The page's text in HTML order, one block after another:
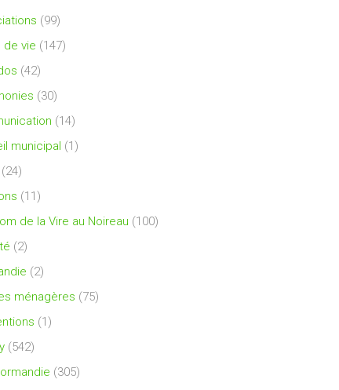
(99)
de vie (147)
(42)
(30)
(14)
municipal (1)
(24)
(11)
de la Vire au Noireau (100)
(2)
(2)
ménagères (75)
(1)
(542)
(305)